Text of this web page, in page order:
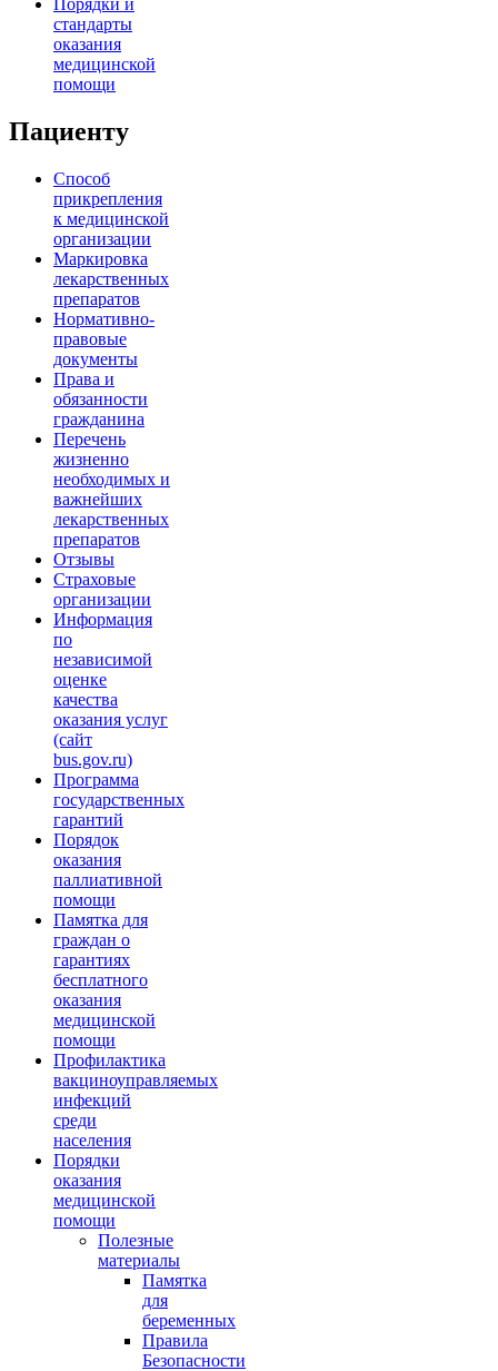
стандарты
оказания
медицинской
помощи
Пациенту
Способ
прикрепления
к медицинской
организации
Маркировка
лекарственных
препаратов
Нормативно-
правовые
документы
Права и
обязанности
гражданина
Перечень
жизненно
необходимых и
важнейших
лекарственных
препаратов
Отзывы
Страховые
организации
Информация
по
независимой
оценке
качества
оказания услуг
(сайт
bus.gov.ru)
Программа
государственных
гарантий
Порядок
оказания
паллиативной
помощи
Памятка для
граждан о
гарантиях
бесплатного
оказания
медицинской
помощи
Профилактика
вакциноуправляемых
инфекций
среди
населения
Порядки
оказания
медицинской
помощи
Полезные
материалы
Памятка
для
беременных
Правила
Безопасности